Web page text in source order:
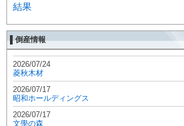
結果
▌倒産情報
2026/07/24
菱秋木材
2026/07/17
昭和ホールディングス
2026/07/17
文學の森